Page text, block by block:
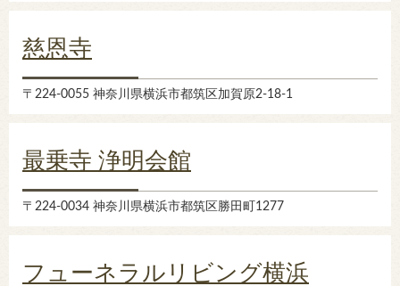
慈恩寺
〒224-0055 神奈川県横浜市都筑区加賀原2-18-1
最乗寺 浄明会館
〒224-0034 神奈川県横浜市都筑区勝田町1277
フューネラルリビング横浜